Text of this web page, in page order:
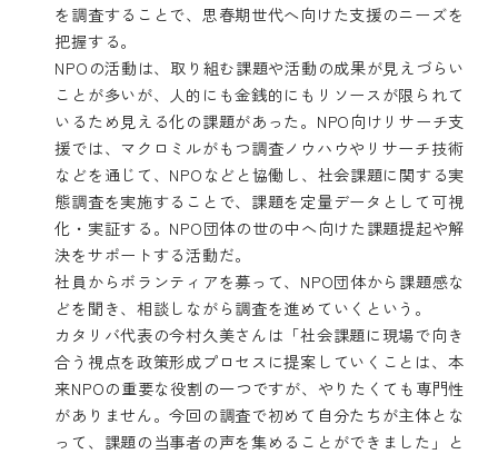
を調査することで、思春期世代へ向けた支援のニーズを
把握する。
NPOの活動は、取り組む課題や活動の成果が見えづらい
ことが多いが、人的にも金銭的にもリソースが限られて
いるため見える化の課題があった。NPO向けリサーチ支
援では、マクロミルがもつ調査ノウハウやリサーチ技術
などを通じて、NPOなどと協働し、社会課題に関する実
態調査を実施することで、課題を定量データとして可視
化・実証する。NPO団体の世の中へ向けた課題提起や解
決をサポートする活動だ。
社員からボランティアを募って、NPO団体から課題感な
どを聞き、相談しながら調査を進めていくという。
カタリバ代表の今村久美さんは「社会課題に現場で向き
合う視点を政策形成プロセスに提案していくことは、本
来NPOの重要な役割の一つですが、やりたくても専門性
がありません。今回の調査で初めて自分たちが主体とな
って、課題の当事者の声を集めることができました」と